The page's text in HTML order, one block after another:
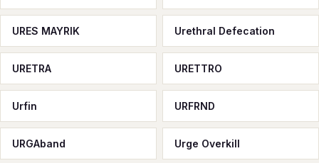
URES MAYRIK Urethral Defecation
URETRA URETTRO
Urfin URFRND
URGAband Urge Overkill